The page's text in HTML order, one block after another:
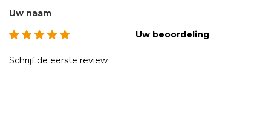
Uw naam
Uw beoordeling
Schrijf de eerste review